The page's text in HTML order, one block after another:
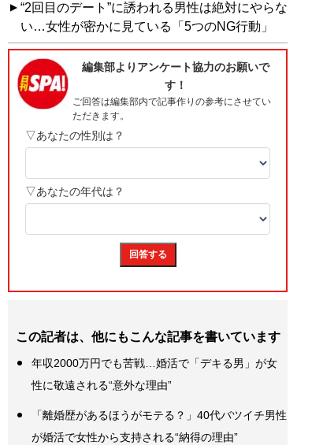
“2回目のデート”に誘われる男性は絶対にやらな
い…女性が密かに見ている「5つのNG行動」
この記者は、他にもこんな記事を書いています
年収2000万円でも苦戦…婚活で「デキる男」が女
性に敬遠される“意外な理由”
「離婚歴があるほうがモテる？」40代バツイチ男性
が婚活で女性から支持される“納得の理由”